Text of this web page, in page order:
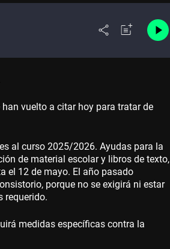
vuelto a citar hoy para tratar de
al curso 2025/2026. Ayudas para la
de material escolar y libros de texto,
el 12 de mayo. El año pasado
porque no se exigirá ni estar
requerido.
medidas específicas contra la